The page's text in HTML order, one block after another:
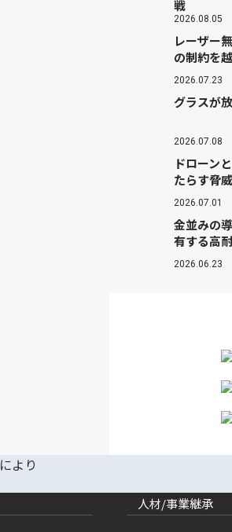
戦
2026.08.05
レーザー
の制約を
2026.07.23
グラスが
2026.07.08
ドローン
たらす脅威
2026.07.01
金並みの
有する高
2026.06.23
人材/事業継承